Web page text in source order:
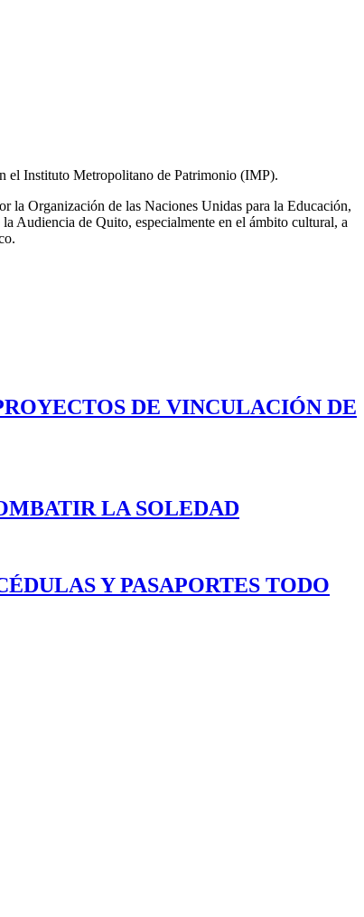
el Instituto Metropolitano de Patrimonio (IMP).
la Organización de las Naciones Unidas para la Educación,
Audiencia de Quito, especialmente en el ámbito cultural, a
DE VINCULACIÓN DE
LA SOLEDAD
Y PASAPORTES TODO